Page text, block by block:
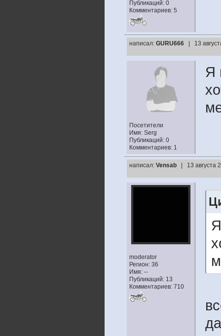
Публикаций: 0
Комментариев: 5
написал: GURU666 | 13
Посетители
Имя: Serg
Публикаций: 0
Комментариев: 1
Я
написал: Vensab | 13
moderator
Регион: 36
Имя: --
Публикаций: 13
Комментариев: 710